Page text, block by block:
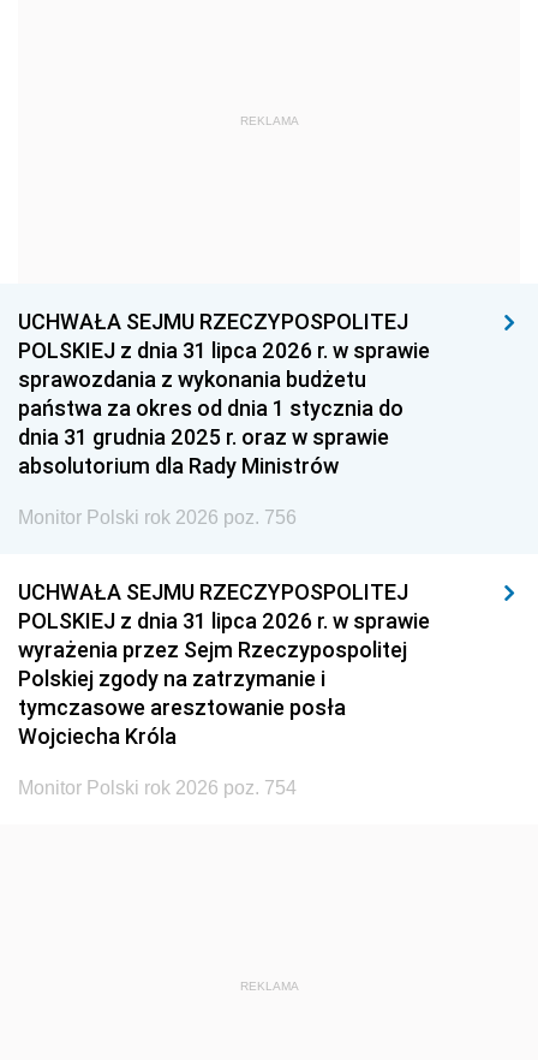
1959
1939 1938 1937
1936 1930
REKLAMA
UCHWAŁA SEJMU RZECZYPOSPOLITEJ
POLSKIEJ z dnia 31 lipca 2026 r. w sprawie
sprawozdania z wykonania budżetu
państwa za okres od dnia 1 stycznia do
dnia 31 grudnia 2025 r. oraz w sprawie
absolutorium dla Rady Ministrów
Monitor Polski rok 2026 poz. 756
UCHWAŁA SEJMU RZECZYPOSPOLITEJ
POLSKIEJ z dnia 31 lipca 2026 r. w sprawie
wyrażenia przez Sejm Rzeczypospolitej
Polskiej zgody na zatrzymanie i
tymczasowe aresztowanie posła
Wojciecha Króla
Monitor Polski rok 2026 poz. 754
REKLAMA